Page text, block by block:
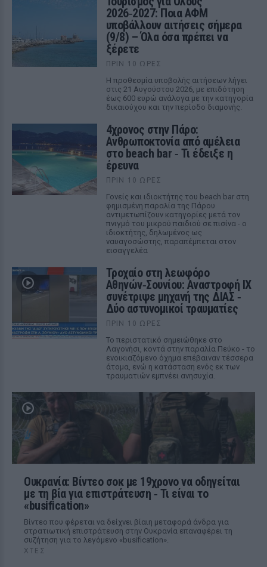
2026‑2027: Ποια ΑΦΜ
υποβάλλουν αιτήσεις σήμερα
(9/8) – Όλα όσα πρέπει να
ξέρετε
ΠΡΙΝ 10 ΏΡΕΣ
Η προθεσμία υποβολής αιτήσεων λήγει
στις 21 Αυγούστου 2026, με επιδότηση
έως 600 ευρώ ανάλογα με την κατηγορία
δικαιούχου και την περίοδο διαμονής.
4χρονος στην Πάρο:
Ανθρωποκτονία από αμέλεια
στο beach bar ‑ Τι έδειξε η
έρευνα
ΠΡΙΝ 10 ΏΡΕΣ
Γονείς και ιδιοκτήτης του beach bar στη
φημισμένη παραλία της Πάρου
αντιμετωπίζουν κατηγορίες μετά τον
πνιγμό του μικρού παιδιού σε πισίνα - ο
ιδιοκτήτης, δηλωμένος ως
ναυαγοσώστης, παραπέμπεται στον
εισαγγελέα
Τροχαίο στη λεωφόρο
Αθηνών‑Σουνίου: Αναστροφή ΙΧ
συνέτριψε μηχανή της ΔΙΑΣ ‑
Δύο αστυνομικοί τραυματίες
ΠΡΙΝ 10 ΏΡΕΣ
Το περιστατικό σημειώθηκε στο
Λαγονήσι, κοντά στην παραλία Πεύκο - το
ενοικιαζόμενο όχημα επέβαιναν τέσσερα
άτομα, ενώ η κατάσταση ενός εκ των
τραυματιών εμπνέει ανησυχία.
Ουκρανία: Βίντεο σοκ με 19χρονο να οδηγείται
με τη βία για επιστράτευση ‑ Τι είναι το
«busification»
Βίντεο που φέρεται να δείχνει βίαιη μεταφορά άνδρα για
στρατιωτική επιστράτευση στην Ουκρανία επαναφέρει τη
συζήτηση για το λεγόμενο «busification».
ΧΤΕΣ